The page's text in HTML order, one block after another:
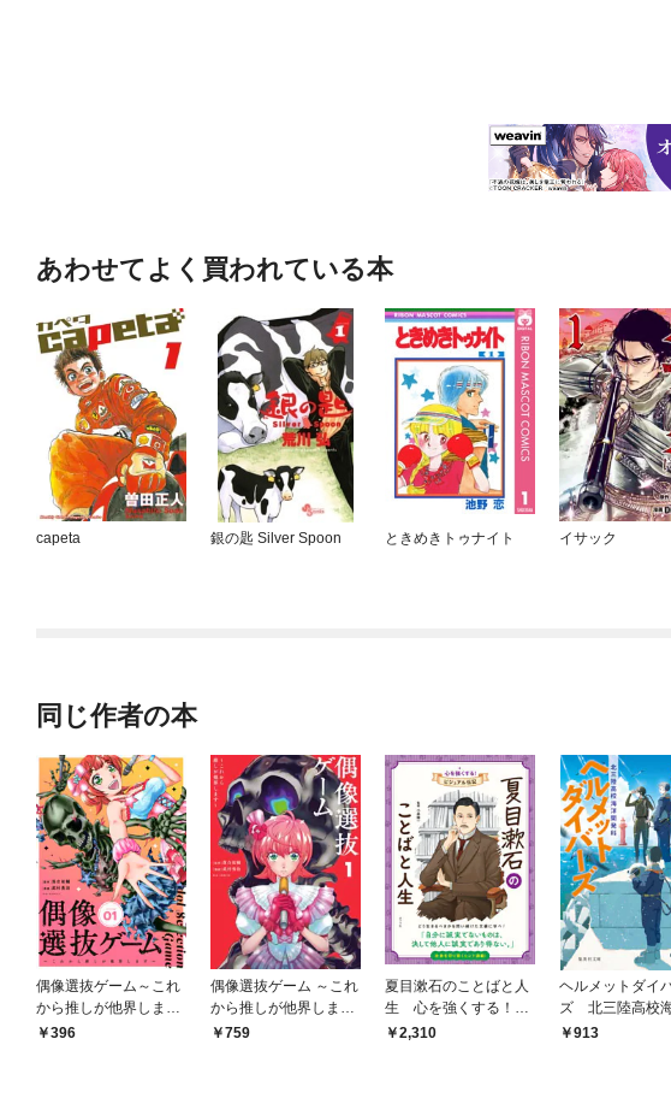
あわせてよく買われている本
capeta 銀の匙 Silver Spoon ときめきトゥナイト イサック
同じ作者の本
偶像選抜ゲーム～これ
から推しが他界します
～【単話】（１）
396
偶像選抜ゲーム ～これ
から推しが他界します
～（１）
759
夏目漱石のことばと人
生 心を強くする！
ビジュアル伝記１５
2,310
ヘルメットダイ
ズ 北三陸高校
発科913